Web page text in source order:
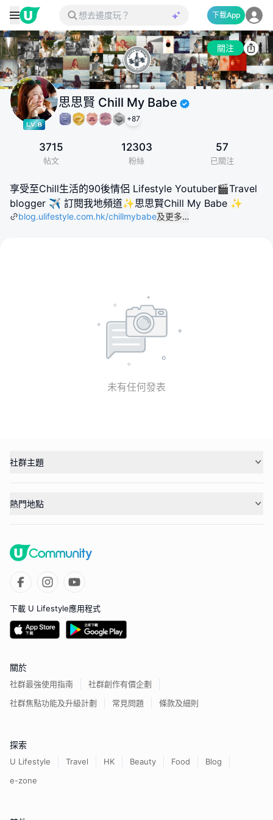
下載App
關注
思思賢 Chill My Babe
+87
3715
帖文
12303
粉絲
57
已關注
享受至Chill生活的90後情侶 Lifestyle Youtuber🎬Travel
blogger ✈️ 訂閱我地頻道✨思思賢Chill My Babe ✨
blog.ulifestyle.com.hk/chillmybabe及更多…
未有任何發表
社群主題
熱門地點
下載 U Lifestyle應用程式
關於
社群最強使用指南
社群創作有價企劃
社群焦點功能及升級計劃
常見問題 條款及細則
探索
U Lifestyle Travel HK Beauty Food
Blog
e-zone